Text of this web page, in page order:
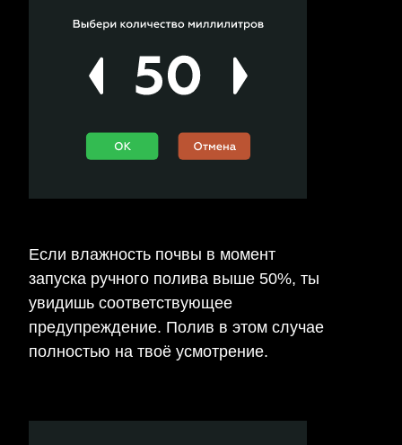
Если влажность почвы в момент
запуска ручного полива выше 50%, ты
увидишь соответствующее
предупреждение. Полив в этом случае
полностью на твоё усмотрение.